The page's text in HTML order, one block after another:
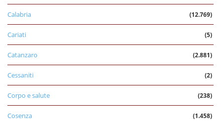
Calabria (12.769)
Cariati (5)
Catanzaro (2.881)
Cessaniti (2)
Corpo e salute (238)
Cosenza (1.458)